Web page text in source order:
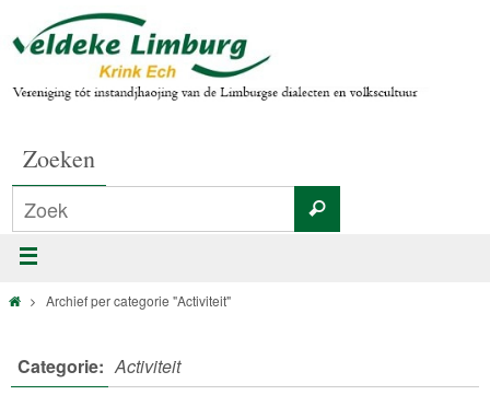
Zoeken
Archief per categorie "Activiteit"
Categorie: Activiteit